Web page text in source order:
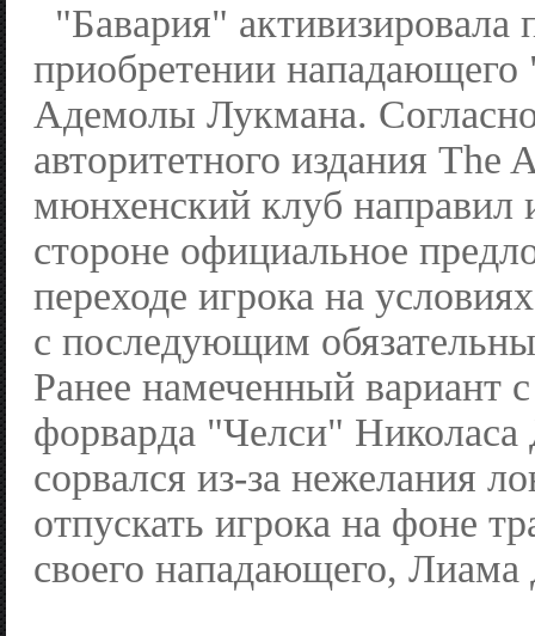
"Бавария" активизировала
приобретении
Адемолы Лукмана.
авторитетного издания The
мюнхенский клуб направил
стороне официальное
переходе игрока на
с последующим
Ранее намеченный вариант
форварда "Челси" Николаса
сорвался из-за нежелания
отпускать игрока на фоне
своего нападающего, Лиама